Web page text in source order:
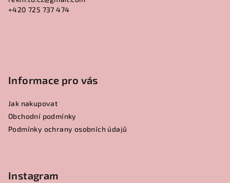
+420 725 737 474
Informace pro vás
Jak nakupovat
Obchodní podmínky
Podmínky ochrany osobních údajů
Instagram